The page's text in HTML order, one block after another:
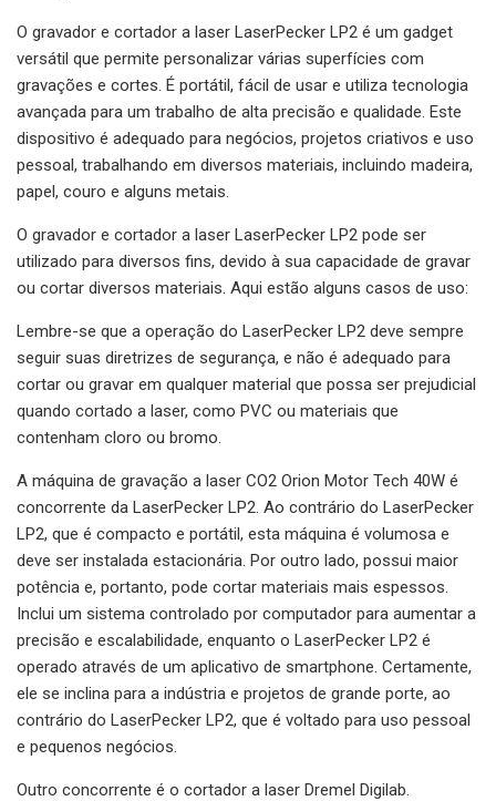
O gravador e cortador a laser LaserPecker LP2 é um gadget
versátil que permite personalizar várias superfícies com
gravações e cortes. É portátil, fácil de usar e utiliza tecnologia
avançada para um trabalho de alta precisão e qualidade. Este
dispositivo é adequado para negócios, projetos criativos e uso
pessoal, trabalhando em diversos materiais, incluindo madeira,
papel, couro e alguns metais.
O gravador e cortador a laser LaserPecker LP2 pode ser
utilizado para diversos fins, devido à sua capacidade de gravar
ou cortar diversos materiais. Aqui estão alguns casos de uso:
Lembre-se que a operação do LaserPecker LP2 deve sempre
seguir suas diretrizes de segurança, e não é adequado para
cortar ou gravar em qualquer material que possa ser prejudicial
quando cortado a laser, como PVC ou materiais que
contenham cloro ou bromo.
A máquina de gravação a laser CO2 Orion Motor Tech 40W é
concorrente da LaserPecker LP2. Ao contrário do LaserPecker
LP2, que é compacto e portátil, esta máquina é volumosa e
deve ser instalada estacionária. Por outro lado, possui maior
potência e, portanto, pode cortar materiais mais espessos.
Inclui um sistema controlado por computador para aumentar a
precisão e escalabilidade, enquanto o LaserPecker LP2 é
operado através de um aplicativo de smartphone. Certamente,
ele se inclina para a indústria e projetos de grande porte, ao
contrário do LaserPecker LP2, que é voltado para uso pessoal
e pequenos negócios.
Outro concorrente é o cortador a laser Dremel Digilab.